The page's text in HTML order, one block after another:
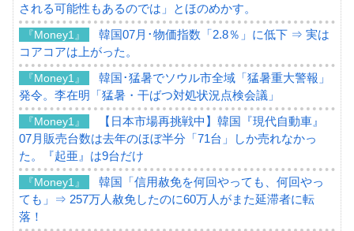
される可能性もあるのでは」とほのめかす。
『Money1』
韓国07月･物価指数「2.8％」に低下 ⇒ 実は
コアコアは上がった。
『Money1』
韓国･猛暑でソウル市全域「猛暑重大警報」
発令。李在明「猛暑・干ばつ対処状況点検会議」
『Money1』
【日本市場再挑戦中】韓国『現代自動車』
07月販売台数は去年のほぼ半分「71台」しか売れなかっ
た。『起亜』は9台だけ
『Money1』
韓国「信用赦免を何回やっても、何回やっ
ても」⇒ 257万人赦免したのに60万人がまた延滞者に転
落！